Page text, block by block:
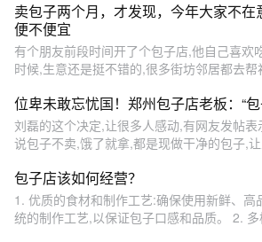
卖包子两个月，才发现，今年大家不在
便不便宜
有个朋友前段时间开了个包子店,他自己喜欢
时候,生意还是挺不错的,很多街坊邻居都去帮
位卑未敢忘忧国！郑州包子店老板：“
刘磊的这个决定,让很多人感动,有网友发帖表
说包子不卖,饿了就拿,都是现做干净的包子,
包子店该如何经营？
1. 优质的食材和制作工艺:确保使用新鲜、高
统的制作工艺,以保证包子口感和品质。 2. 多